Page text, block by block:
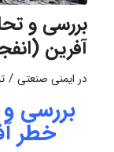
بررسی و
آفرین
در ایمنی صنعتی /
بررسی
خطر